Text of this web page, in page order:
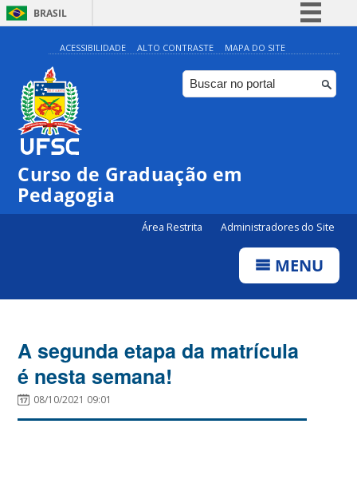
BRASIL
Simplifique!
Comunica BR
Participe
Canais
ACESSIBILIDADE ALTO CONTRASTE MAPA DO SITE
Curso de Graduação em
Pedagogia
Área Restrita Administradores do Site
MENU
A segunda etapa da matrícula
é nesta semana!
08/10/2021 09:01